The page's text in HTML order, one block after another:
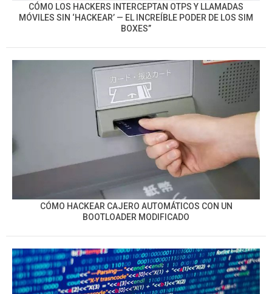
CÓMO LOS HACKERS INTERCEPTAN OTPS Y LLAMADAS
MÓVILES SIN ‘HACKEAR’ — EL INCREÍBLE PODER DE LOS SIM
BOXES”
CÓMO HACKEAR CAJERO AUTOMÁTICOS CON UN
BOOTLOADER MODIFICADO